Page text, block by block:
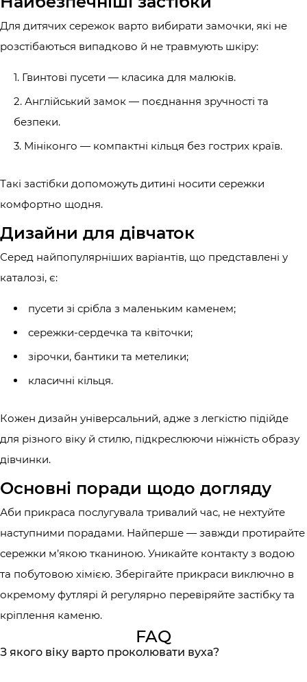
Для дитячих сережок варто вибирати замочки, які не
розстібаються випадково й не травмують шкіру:
Гвинтові пусети — класика для малюків.
Англійський замок — поєднання зручності та
безпеки.
Мініконго — компактні кільця без гострих країв.
Такі застібки допоможуть дитині носити сережки
комфортно щодня.
Дизайни для дівчаток
Серед найпопулярніших варіантів, що представлені у
каталозі, є:
пусети зі срібла з маленьким каменем;
сережки-сердечка та квіточки;
зірочки, бантики та метелики;
класичні кільця.
Кожен дизайн універсальний, адже з легкістю підійде
для різного віку й стилю, підкреслюючи ніжність образу
дівчинки.
Основні поради щодо догляду
Аби прикраса послугувала тривалий час, не нехтуйте
наступними порадами. Найперше — завжди протирайте
сережки м’якою тканиною. Уникайте контакту з водою
та побутовою хімією. Зберігайте прикраси виключно в
окремому футлярі й регулярно перевіряйте застібку та
кріплення каменю.
FAQ
З якого віку варто проколювати вуха?